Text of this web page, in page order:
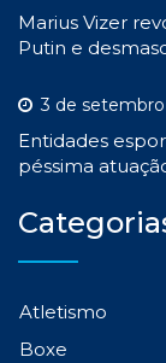
Marius Vizer
Putin e
3 de
Entidades
péssima
Atletismo
Boxe